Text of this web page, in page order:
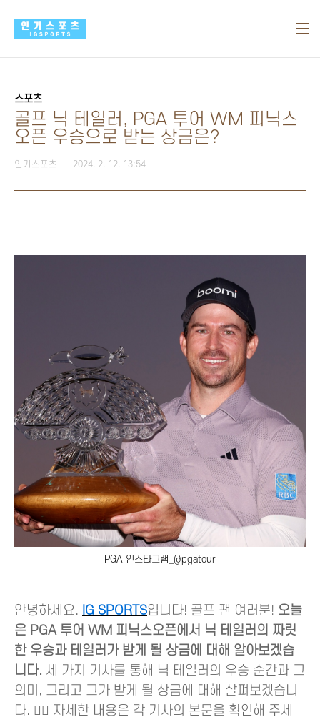
스포츠
골프 닉 테일러, PGA 투어 WM 피닉스
오픈 우승으로 받는 상금은?
인기스포츠 2024. 2. 12. 13:54
PGA 인스타그램_@pgatour
안녕하세요. IG SPORTS입니다! 골프 팬 여러분! 오늘
은 PGA 투어 WM 피닉스오픈에서 닉 테일러의 짜릿
한 우승과 테일러가 받게 될 상금에 대해 알아보겠습
니다. 세 가지 기사를 통해 닉 테일러의 우승 순간과 그
의미, 그리고 그가 받게 될 상금에 대해 살펴보겠습니
다. 🏌️‍♂️ 자세한 내용은 각 기사의 본문을 확인해 주세